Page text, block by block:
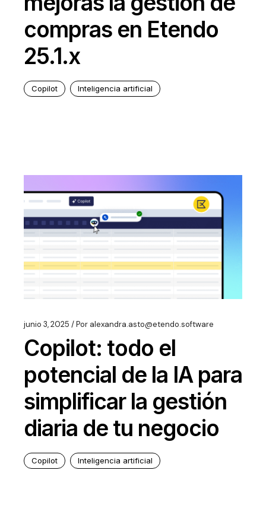
compras en Etendo
25.1.x
Copilot Inteligencia artificial
junio 3, 2025 Por alexandra.asto@etendo.software
Copilot: todo el
potencial de la IA para
simplificar la gestión
diaria de tu negocio
Copilot Inteligencia artificial